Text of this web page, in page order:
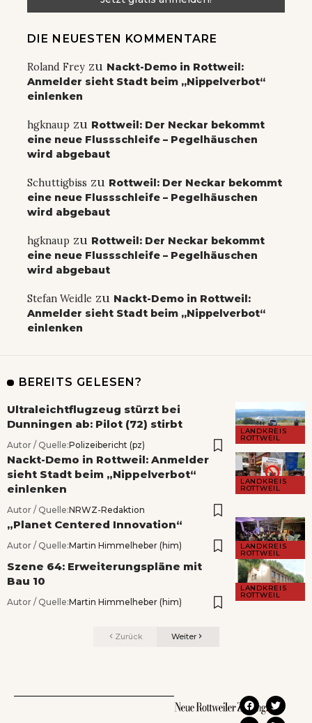
DIE NEUESTEN KOMMENTARE
Roland Frey zu Nackt-Demo in Rottweil:
Anmelder sieht Stadt beim „Nippelverbot“
einlenken
hgknaup zu Rottweil: Der Neckar bekommt
eine neue Flussschleife – Pegelhäuschen
wird abgebaut
Schuttigbiss zu Rottweil: Der Neckar bekommt
eine neue Flussschleife – Pegelhäuschen
wird abgebaut
hgknaup zu Rottweil: Der Neckar bekommt
eine neue Flussschleife – Pegelhäuschen
wird abgebaut
Stefan Weidle zu Nackt-Demo in Rottweil:
Anmelder sieht Stadt beim „Nippelverbot“
einlenken
BEREITS GELESEN?
LANDKREIS
ROTTWEIL
Ultraleichtflugzeug stürzt bei
Dunningen ab: Pilot (72) stirbt
Autor / Quelle:Polizeibericht (pz)
LANDKREIS
ROTTWEIL
Nackt-Demo in Rottweil: Anmelder
sieht Stadt beim „Nippelverbot“
einlenken
Autor / Quelle:NRWZ-Redaktion
LANDKREIS
ROTTWEIL
„Planet Centered Innovation“
Autor / Quelle:Martin Himmelheber (him)
LANDKREIS
ROTTWEIL
Szene 64: Erweiterungspläne mit
Bau 10
Autor / Quelle:Martin Himmelheber (him)
Zurück Weiter